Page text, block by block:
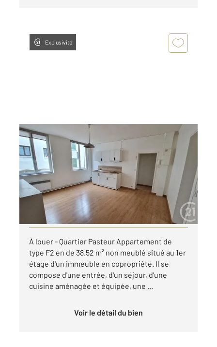
Exclusivité
ROUEN 76
38,52 m
, 2 pièces
Ref : 8266
Appartement F2 à louer
517 €
par mois charges comprises
Visiter le site dédié
À louer - Quartier Pasteur Appartement de
type F2 en de 38.52 m² non meublé situé au 1er
étage d'un immeuble en copropriété. Il se
compose d'une entrée, d'un séjour, d'une
cuisine aménagée et équipée, une ...
Voir le détail du bien